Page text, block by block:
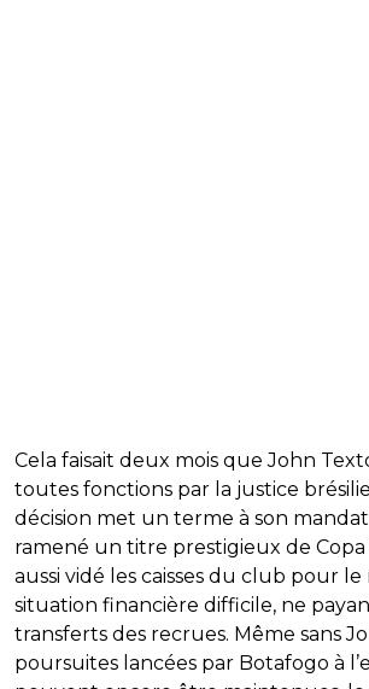
Cela faisait deux mois que John
toutes fonctions par la justice
décision met un terme à son
ramené un titre prestigieux de Copa
aussi vidé les caisses du club pour
situation financière difficile, ne
transferts des recrues. Même sans
poursuites lancées par Botafogo à